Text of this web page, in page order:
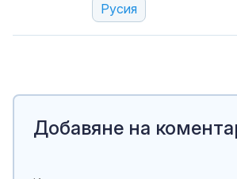
Русия
Добавяне на